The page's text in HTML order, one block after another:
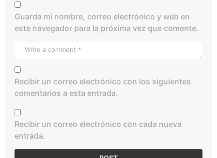
Guarda mi nombre, correo electrónico y web en
este navegador para la próxima vez que comente.
Recibir un correo electrónico con los siguientes
comentarios a esta entrada.
Recibir un correo electrónico con cada nueva
entrada.